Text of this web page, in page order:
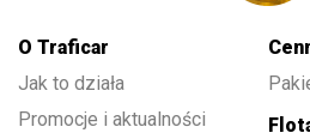
O Traficar
Jak to działa
Promocje i aktualności